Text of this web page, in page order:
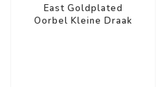
East Goldplated
Oorbel Kleine Draak